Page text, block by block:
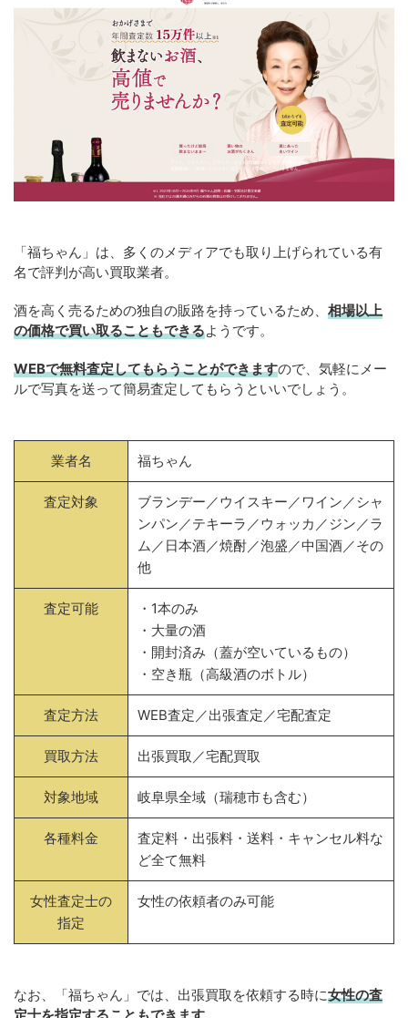
「福ちゃん」は、多くのメディアでも取り上げられている有
名で評判が高い買取業者。
酒を高く売るための独自の販路を持っているため、 相場以上
の価格で買い取ることもできるようです。
WEBで無料査定してもらうことができますので、気軽にメー
ルで写真を送って簡易査定してもらうといいでしょう。
業者名 福ちゃん
査定対象
ブランデー／ウイスキー／ワイン／シャ
ンパン／テキーラ／ウォッカ／ジン／ラ
ム／日本酒／焼酎／泡盛／中国酒／その
他
査定可能
・1本のみ
・大量の酒
・開封済み（蓋が空いているもの）
・空き瓶（高級酒のボトル）
査定方法 WEB査定／出張査定／宅配査定
買取方法 出張買取／宅配買取
対象地域 岐阜県全域（瑞穂市も含む）
各種料金
査定料・出張料・送料・キャンセル料な
ど全て無料
女性査定士の
指定
女性の依頼者のみ可能
なお、「福ちゃん」では、出張買取を依頼する時に女性の査